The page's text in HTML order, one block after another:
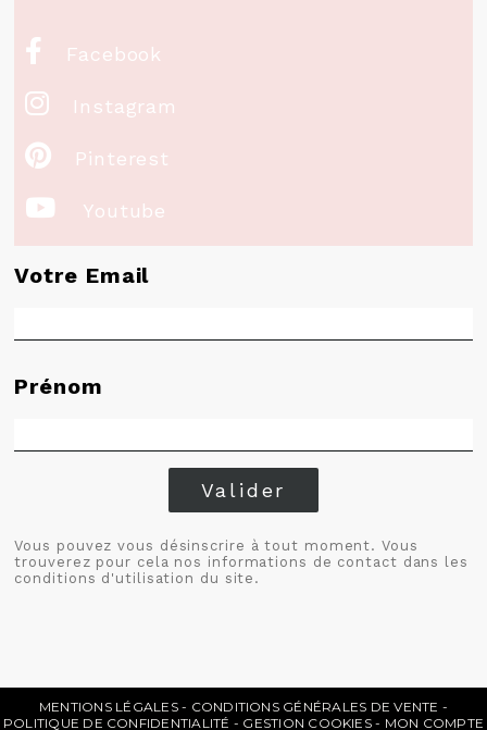
 Facebook
 Instagram
 Pinterest
 Youtube
Votre Email
Prénom
Valider
Vous pouvez vous désinscrire à tout moment. Vous
trouverez pour cela nos informations de contact dans les
conditions d'utilisation du site.
MENTIONS LÉGALES
CONDITIONS GÉNÉRALES DE VENTE
POLITIQUE DE CONFIDENTIALITÉ
GESTION COOKIES MON COMPTE